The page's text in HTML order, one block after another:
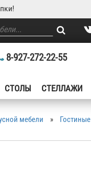
8-927-272-22-55
СТОЛЫ СТЕЛЛАЖИ
мебели » Гостиные